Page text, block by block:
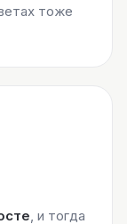
тоже
, и тогда